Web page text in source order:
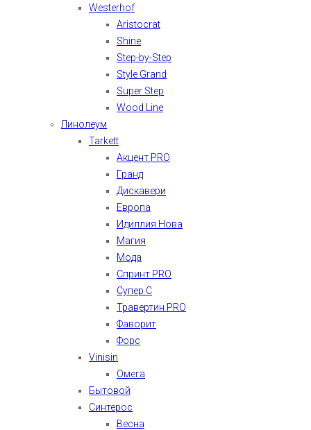
Westerhof
Aristocrat
Shine
Step-by-Step
Style Grand
Super Step
Wood Line
Линолеум
Tarkett
Акцент PRO
Гранд
Дискавери
Европа
Идиллия Нова
Магия
Мода
Спринт PRO
Супер С
Травертин PRO
Фаворит
Форс
Vinisin
Омега
Бытовой
Синтерос
Весна